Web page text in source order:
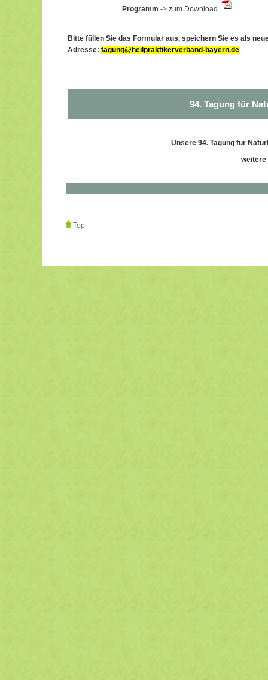
Programm -> zum Download
Bitte füllen Sie das Formular aus, speichern Sie es als
Adresse: tagung@heilpraktikerverband-bayern.de
94. Tagung für
Unsere 94. Tagung für
weitere
Top